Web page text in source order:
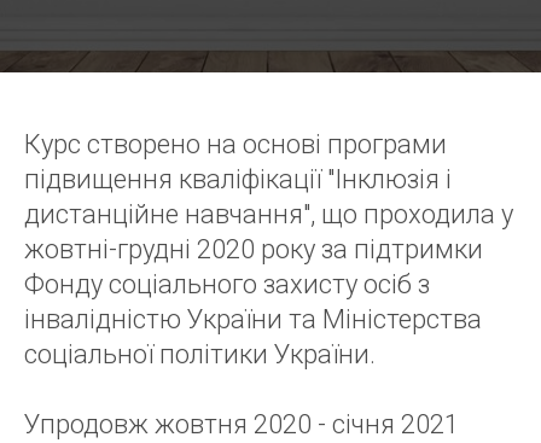
Курс створено на основі програми
підвищення кваліфікації "Інклюзія і
дистанційне навчання", що проходила у
жовтні-грудні 2020 року за підтримки
Фонду соціального захисту осіб з
інвалідністю України та Міністерства
соціальної політики України.
Упродовж жовтня 2020 - січня 2021